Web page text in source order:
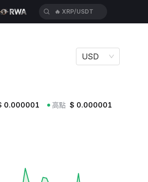
🔥 XRP/USDT
USD
0.000001 高點 $ 0.000001